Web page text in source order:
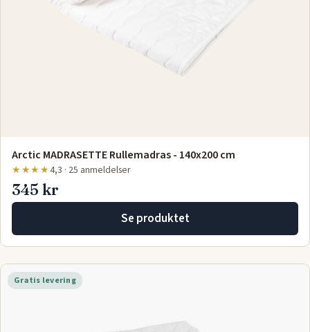
Arctic MADRASETTE Rullemadras - 140x200 cm
★★★★4,3 · 25 anmeldelser
345 kr
Se produktet
Gratis levering